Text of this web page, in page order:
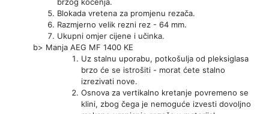
Blokada vretena za promjenu rezača.
Razmjerno velik rezni rez - 64 mm.
Ukupni omjer cijene i učinka.
b> Manja AEG MF 1400 KE
Uz stalnu uporabu, potkošulja od pleksiglasa
brzo će se istrošiti - morat ćete stalno
izrezivati ​​nove.
Osnova za vertikalno kretanje povremeno se
klini, zbog čega je nemoguće izvesti dovoljno